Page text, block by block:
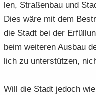
len, Stra­ßen­bau und
Dies wäre mit dem
die Stadt bei der
beim wei­te­ren Aus­bau
lich zu un­ter­stüt­zen,
Will die Stadt je­doch